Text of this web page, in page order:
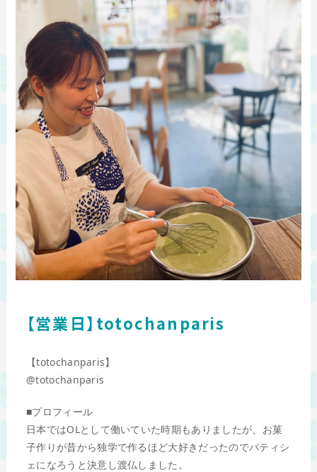
【営業日】totochanparis
【totochanparis】
@totochanparis
■プロフィール
日本ではOLとして働いていた時期もありましたが、お菓
子作りが昔から独学で作るほど大好きだったのでパティシ
ェになろうと決意し渡仏しました。